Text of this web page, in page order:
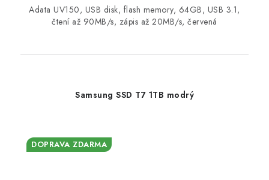
Adata UV150, USB disk, flash memory, 64GB, USB 3.1,
čtení až 90MB/s, zápis až 20MB/s, červená
Samsung SSD T7 1TB modrý
DOPRAVA ZDARMA